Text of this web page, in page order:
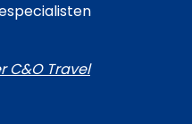
C&O Travel